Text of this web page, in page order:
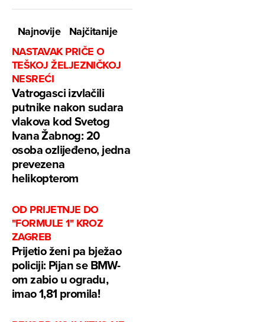
Najnovije
Najčitanije
NASTAVAK PRIČE O
TEŠKOJ ŽELJEZNIČKOJ
NESREĆI
Vatrogasci izvlačili
putnike nakon sudara
vlakova kod Svetog
Ivana Žabnog: 20
osoba ozlijeđeno, jedna
prevezena
helikopterom
OD PRIJETNJE DO
"FORMULE 1" KROZ
ZAGREB
Prijetio ženi pa bježao
policiji: Pijan se BMW-
om zabio u ogradu,
imao 1,81 promila!